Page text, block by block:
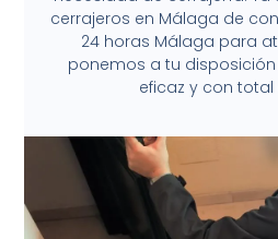
cerrajeros en Málaga de
24 horas Málaga para
ponemos a tu
eficaz y con